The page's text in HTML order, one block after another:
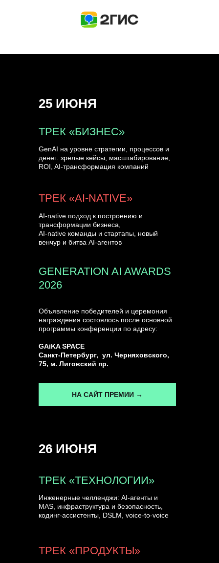
Объявление победителей и церемония
награждения состоялось после основной
программы конференции по адресу:
GAiKA SPACE
Санкт-Петербург, ул. Черняховского,
75, м. Лиговский пр.
ТРЕК «БИЗНЕС»
GENERATION AI AWARDS
2026
GenAI на уровне стратегии, процессов и
денег: зрелые кейсы, масштабирование,
ROI, AI-трансформация компаний
AI-native подход к построению и
трансформации бизнеса,
AI-native команды и стартапы, новый
венчур и битва AI-агентов
ТРЕК «AI-NATIVE»
25 ИЮНЯ
26 ИЮНЯ
ТРЕК «ПРОДУКТЫ»
Инженерные челленджи: AI-агенты и
MAS, инфраструктура и безопасность,
кодинг-ассистенты, DSLM, voice-to-voice
ТРЕК «ТЕХНОЛОГИИ»
НА САЙТ ПРЕМИИ →